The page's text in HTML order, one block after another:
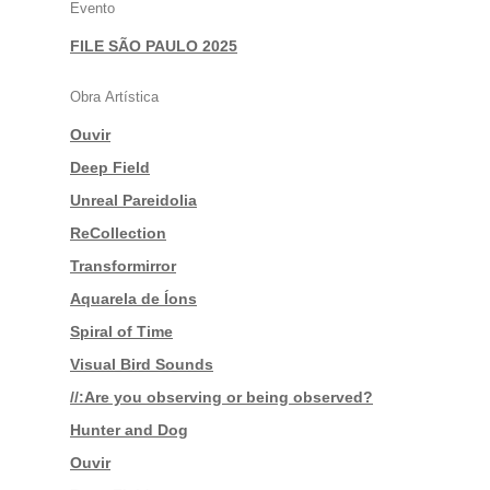
Evento
FILE SÃO PAULO 2025
Obra Artística
Ouvir
|Deep Field
|Unreal Pareidolia
|ReCollection
|Transformirror
|Aquarela de Íons
|Spiral of Time
|Visual Bird Sounds
|//:Are you observing or being observed?
|Hunter and Dog
|Ouvir